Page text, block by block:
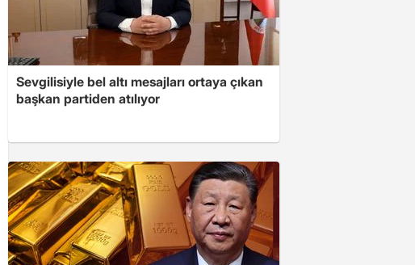
Sevgilisiyle bel altı mesajları ortaya çıkan
başkan partiden atılıyor